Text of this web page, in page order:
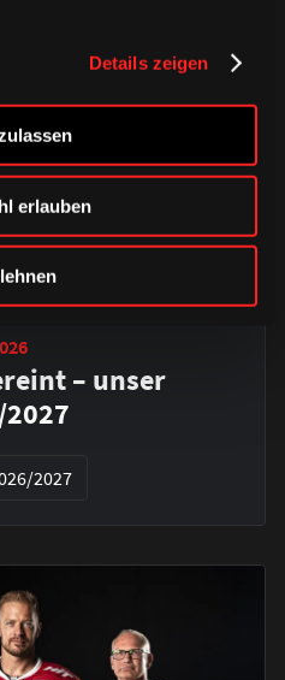
Details zeigen
erlauben
– unser
2027